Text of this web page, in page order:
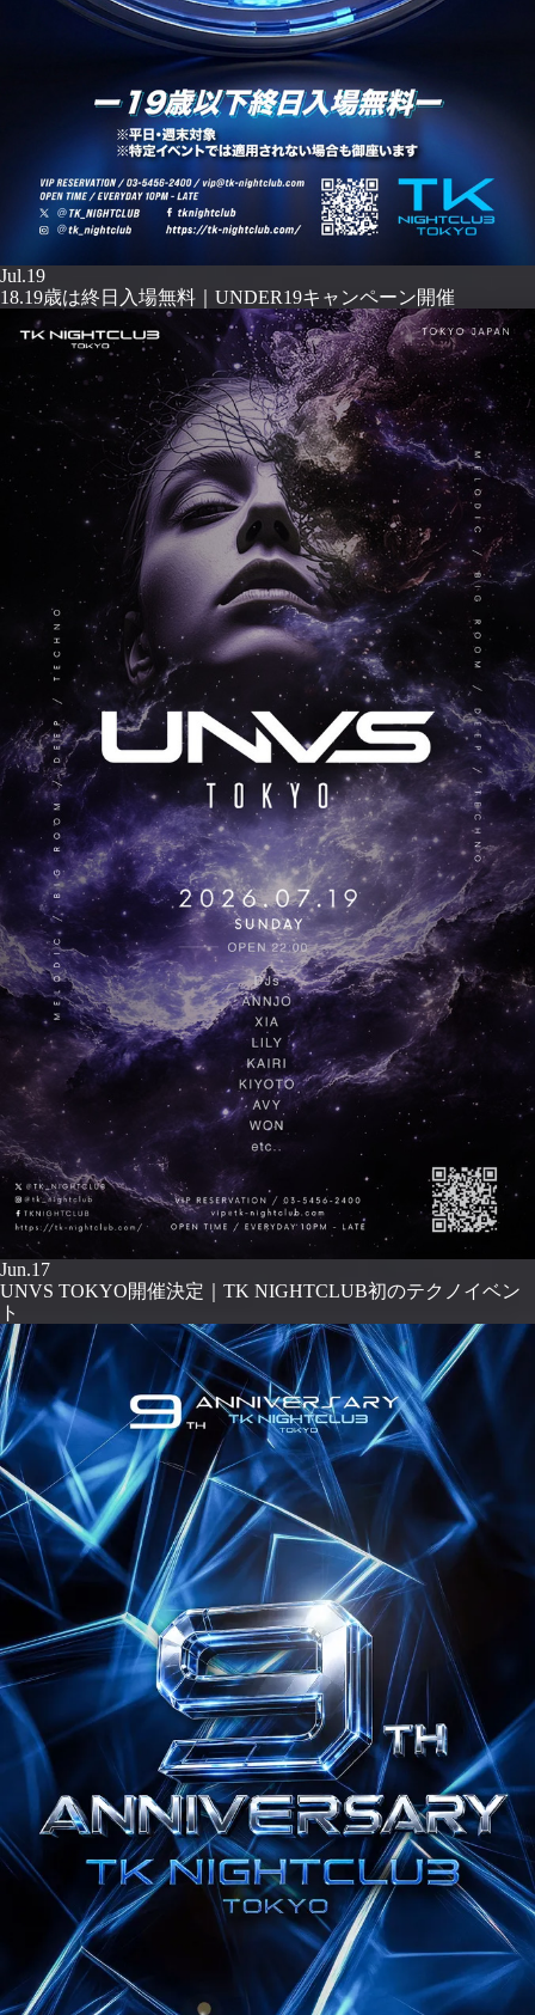
Jul.19
18.19歳は終日入場無料｜UNDER19キャンペーン開催
Jun.17
UNVS TOKYO開催決定｜TK NIGHTCLUB初のテクノイベン
ト